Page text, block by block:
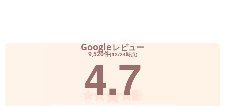
Googleレビュー
9,520件(12/24時点)
4.7